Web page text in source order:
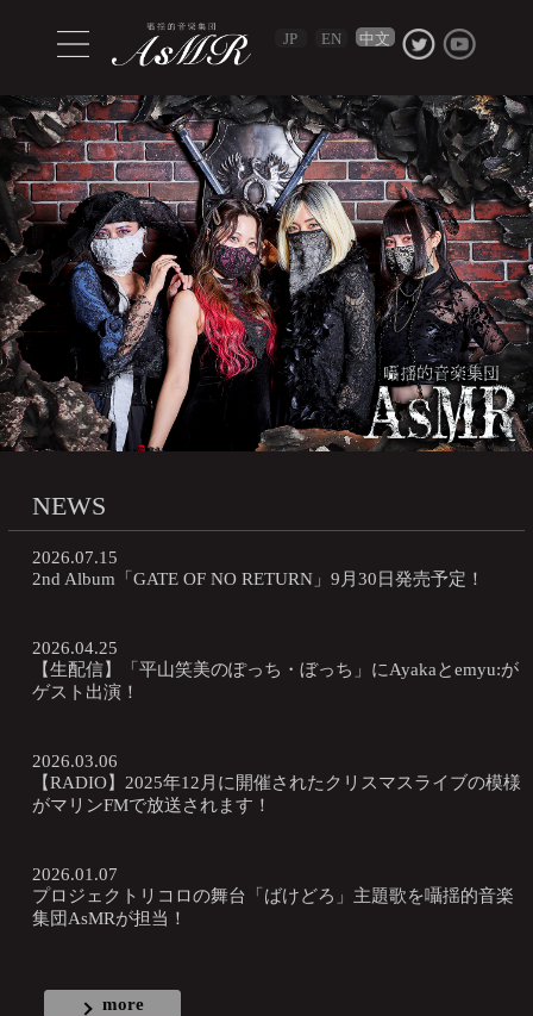
JP EN 中文
NEWS
2026.07.15
2nd Album「GATE OF NO RETURN」9月30日発売予定！
2026.04.25
【生配信】「平山笑美のぽっち・ぼっち」にAyakaとemyu:が
ゲスト出演！
2026.03.06
【RADIO】2025年12月に開催されたクリスマスライブの模様
がマリンFMで放送されます！
2026.01.07
プロジェクトリコロの舞台「ばけどろ」主題歌を囁揺的音楽
集団AsMRが担当！
more